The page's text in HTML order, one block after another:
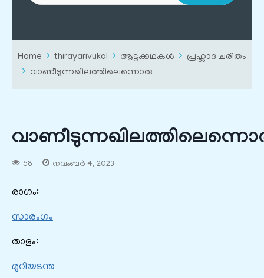
Home thirayarivukal ആട്ടക്കഥകൾ
പ്രഹ്ലാദ ചരിതം
വാണീടുന്നഖിലത്തിലെന്നൊരു
58 നവംബർ 4, 2023
രാഗം:
സാരംഗം
താളം:
മുറിയടന്ത